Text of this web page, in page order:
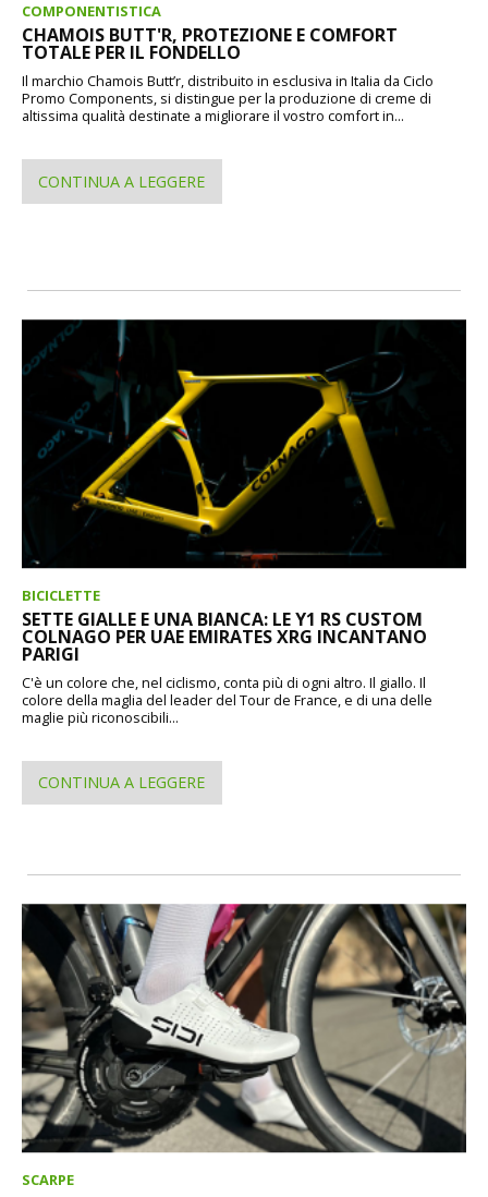
COMPONENTISTICA
CHAMOIS BUTT'R, PROTEZIONE E COMFORT
TOTALE PER IL FONDELLO
Il marchio Chamois Butt’r, distribuito in esclusiva in Italia da Ciclo
Promo Components, si distingue per la produzione di creme di
altissima qualità destinate a migliorare il vostro comfort in...
CONTINUA A LEGGERE
BICICLETTE
SETTE GIALLE E UNA BIANCA: LE Y1 RS CUSTOM
COLNAGO PER UAE EMIRATES XRG INCANTANO
PARIGI
C'è un colore che, nel ciclismo, conta più di ogni altro. Il giallo. Il
colore della maglia del leader del Tour de France, e di una delle
maglie più riconoscibili...
CONTINUA A LEGGERE
SCARPE